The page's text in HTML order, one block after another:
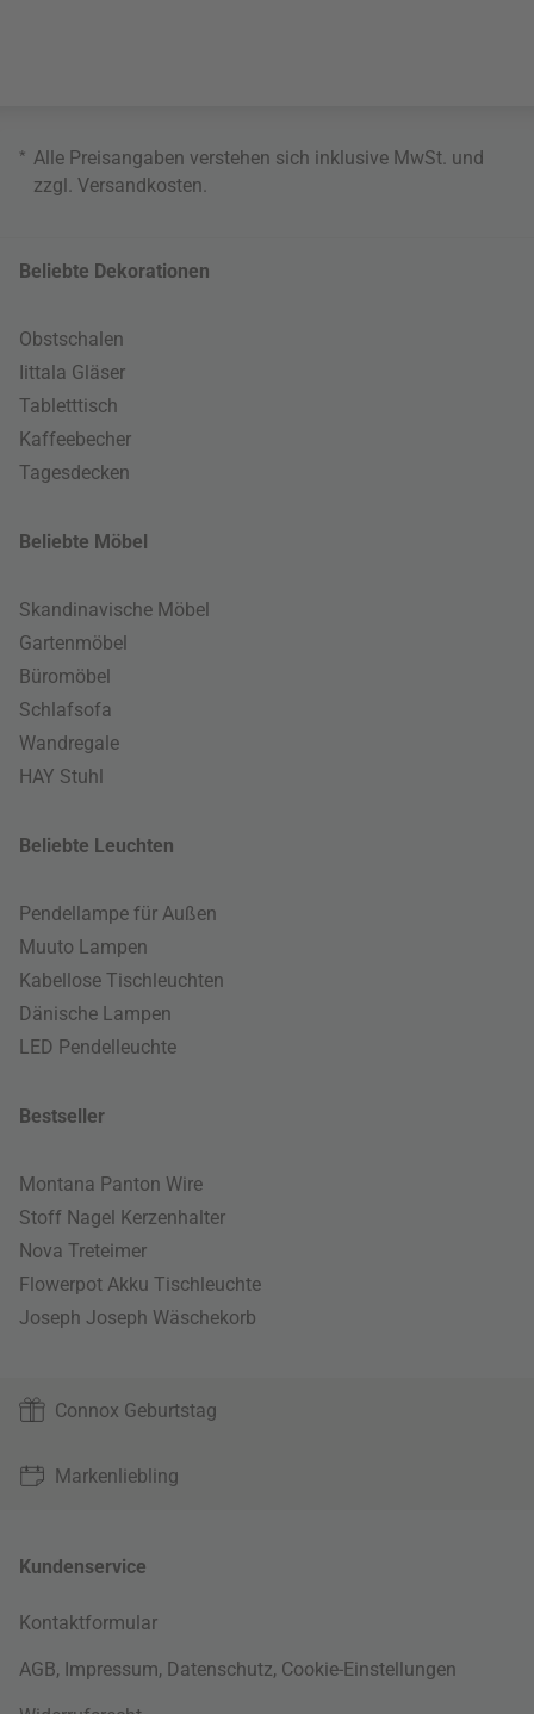
* Alle Preisangaben verstehen sich inklusive MwSt. und
zzgl. Versandkosten
Beliebte Dekorationen
Obstschalen
Iittala Gläser
Tabletttisch
Kaffeebecher
Tagesdecken
Beliebte Möbel
Skandinavische Möbel
Gartenmöbel
Büromöbel
Schlafsofa
Wandregale
HAY Stuhl
Beliebte Leuchten
Pendellampe für Außen
Muuto Lampen
Kabellose Tischleuchten
Dänische Lampen
LED Pendelleuchte
Bestseller
Montana Panton Wire
Stoff Nagel Kerzenhalter
Nova Treteimer
Flowerpot Akku Tischleuchte
Joseph Joseph Wäschekorb
Connox Geburtstag
Markenliebling
Kundenservice
Kontaktformular
AGB, Impressum, Datenschutz, Cookie-Einstellungen